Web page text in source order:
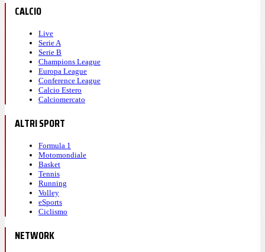
CALCIO
Live
Serie A
Serie B
Champions League
Europa League
Conference League
Calcio Estero
Calciomercato
ALTRI SPORT
Formula 1
Motomondiale
Basket
Tennis
Running
Volley
eSports
Ciclismo
NETWORK